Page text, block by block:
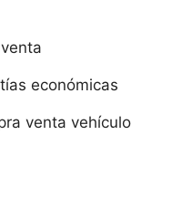
económicas
venta vehículo